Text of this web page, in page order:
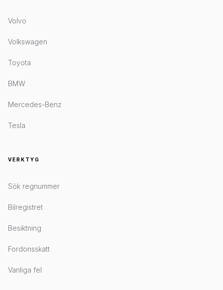
Volvo
Volkswagen
Toyota
BMW
Mercedes-Benz
Tesla
VERKTYG
Sök regnummer
Bilregistret
Besiktning
Fordonsskatt
Vanliga fel